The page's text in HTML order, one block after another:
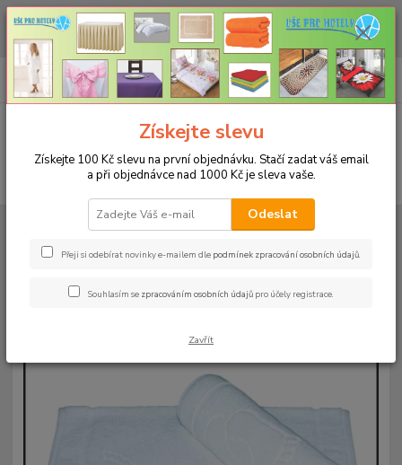
CHCETE NAKOUPIT VĚTŠÍ MNOŽSTVÍ NAŠICH PRODUKTŮ ZA LEPŠÍ
CENU? Klikněte ZDE
CZK
+420 773 794 023
Pondělí-pátek 9-16 hodin
0ks
za0 Kč
KOUPELNOVÉ A PODLAHOVÉ PŘEDLOŽKY
Koupelnová předložka
Koupelnová předložka 50x70cm -
bílá se stopou
Získejte slevu
Získejte 100 Kč slevu na první objednávku. Stačí zadat váš email
a při objednávce nad 1000 Kč je sleva vaše.
Odeslat
Přeji si odebírat novinky e-mailem dle podmínek zpracování osobních údajů.
Souhlasím se zpracováním osobních údajů pro účely registrace.
Zavřít